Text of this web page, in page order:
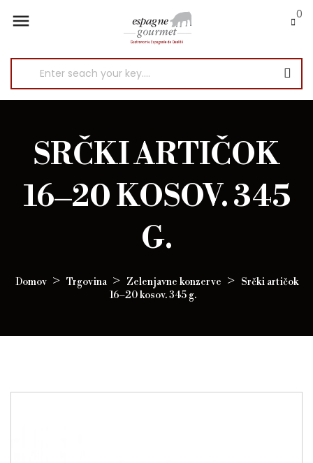
 0
SRČKI ARTIČOK
16–20 KOSOV. 345
G.
Domov Trgovina Zelenjavne konzerve
Srčki artičok
16–20 kosov. 345 g.